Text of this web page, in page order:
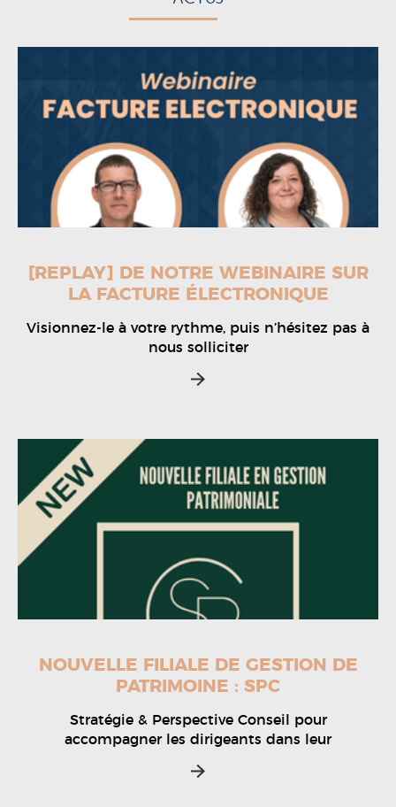
[REPLAY] DE NOTRE WEBINAIRE SUR
LA FACTURE ÉLECTRONIQUE
Visionnez-le à votre rythme, puis n’hésitez pas à
nous solliciter
>>
NOUVELLE FILIALE DE GESTION DE
PATRIMOINE : SPC
Stratégie & Perspective Conseil pour
accompagner les dirigeants dans leur
>>